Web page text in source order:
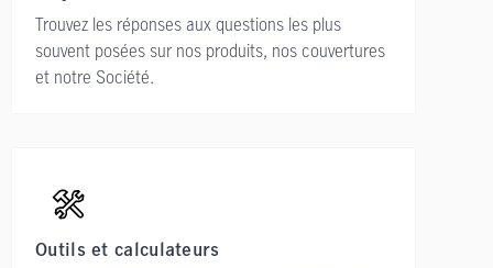
Trouvez les réponses aux questions les plus
souvent posées sur nos produits, nos couvertures
et notre Société.
Outils et calculateurs